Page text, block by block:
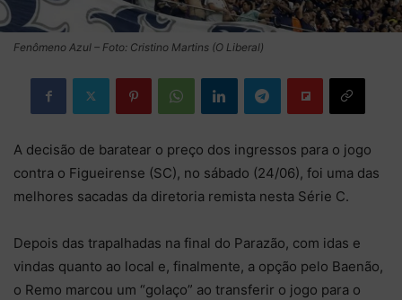
Fenômeno Azul – Foto: Cristino Martins (O Liberal)
A decisão de baratear o preço dos ingressos para o jogo
contra o Figueirense (SC), no sábado (24/06), foi uma das
melhores sacadas da diretoria remista nesta Série C.
Depois das trapalhadas na final do Parazão, com idas e
vindas quanto ao local e, finalmente, a opção pelo Baenão,
o Remo marcou um “golaço” ao transferir o jogo para o